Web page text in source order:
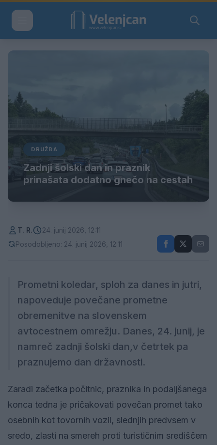
DRUŽBA
Zadnji šolski dan in praznik
prinašata dodatno gnečo na cestah
T. R.
24. junij 2026, 12:11
Posodobljeno: 24. junij 2026, 12:11
Prometni koledar, sploh za danes in jutri,
napoveduje povečane prometne
obremenitve na slovenskem
avtocestnem omrežju. Danes, 24. junij, je
namreč zadnji šolski dan,v četrtek pa
praznujemo dan državnosti.
Zaradi začetka počitnic, praznika in podaljšanega
konca tedna je pričakovati povečan promet tako
osebnih kot tovornih vozil, slednjih predvsem v
sredo, zlasti na smereh proti turističnim središčem